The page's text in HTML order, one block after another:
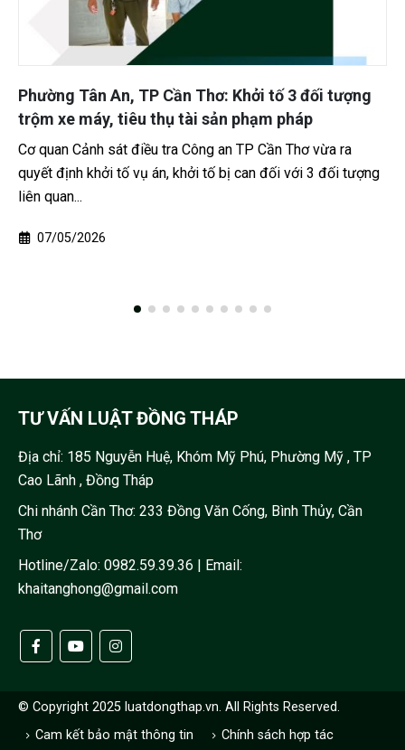
Va chạm giữa hai xe máy tại Đồng Tháp, một
người tử vong
Theo Công an tỉnh Đồng Tháp, Phòng Cảnh sát giao
đang điều tra vụ tai nạn giao thông đường bộ xảy ra tối
20/12 trên địa bàn xã Lương...
22/12/2025
TƯ VẤN LUẬT ĐỒNG THÁP
Địa chỉ: 185 Nguyễn Huệ, Khóm Mỹ Phú, Phường Mỹ , TP
Cao Lãnh , Đồng Tháp
Chi nhánh Cần Thơ: 233 Đồng Văn Cống, Bình Thủy, Cần
Thơ
Hotline/Zalo: 0982.59.39.36 | Email:
khaitanghong@gmail.com
© Copyright 2025 luatdongthap.vn. All Rights Reserved.
Cam kết bảo mật thông tin
Chính sách hợp tác